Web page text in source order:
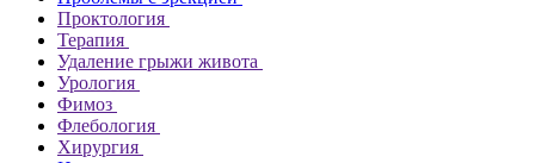
Проктология
Терапия
Удаление грыжи живота
Урология
Фимоз
Флебология
Хирургия